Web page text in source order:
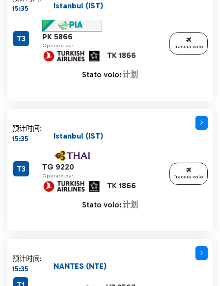
15:35
PK 5866
Operato da:
TK 1866
Istanbul (IST)
T3
Stato volo:计划
Traccia volo
预计时间:
15:35
TG 9220
Operato da:
TK 1866
Istanbul (IST)
T3
Stato volo:计划
Traccia volo
预计时间:
15:35
NANTES (NTE)